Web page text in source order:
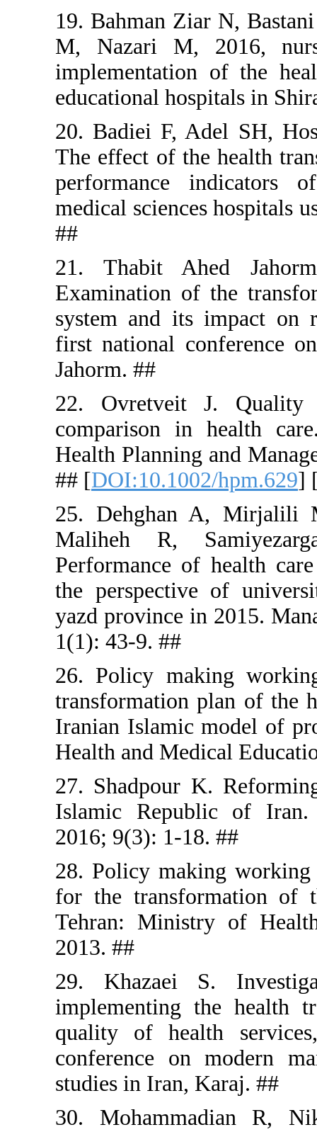
19.
M,
20. Badiei
The effect
medical
21.
system
first
22.
Health
## [
25.
Maliheh
the
yazd
26. Policy
Iranian
Health and
27.
Islamic
2016; 9(3):
28. Policy
for the
Tehran:
29.
quality of
studies in
30.